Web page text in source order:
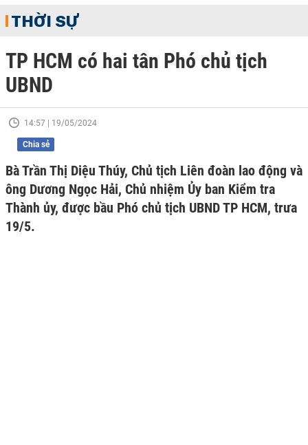
THỜI SỰ
TP HCM có hai tân Phó chủ tịch
UBND
14:57 | 19/05/2024
Chia sẻ
Bà Trần Thị Diệu Thúy, Chủ tịch Liên đoàn lao động và
ông Dương Ngọc Hải, Chủ nhiệm Ủy ban Kiểm tra
Thành ủy, được bầu Phó chủ tịch UBND TP HCM, trưa
19/5.